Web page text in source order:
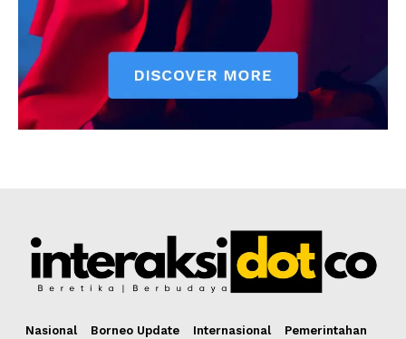
Nasional Borneo Update Internasional
Pemerintahan